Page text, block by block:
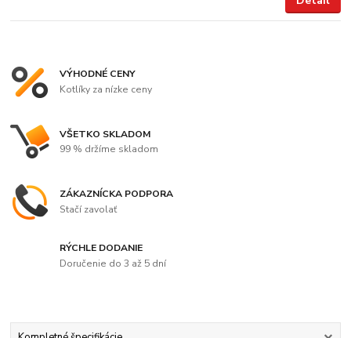
VÝHODNÉ CENY
Kotlíky za nízke ceny
VŠETKO SKLADOM
99 % držíme skladom
ZÁKAZNÍCKA PODPORA
Stačí zavolať
RÝCHLE DODANIE
Doručenie do 3 až 5 dní